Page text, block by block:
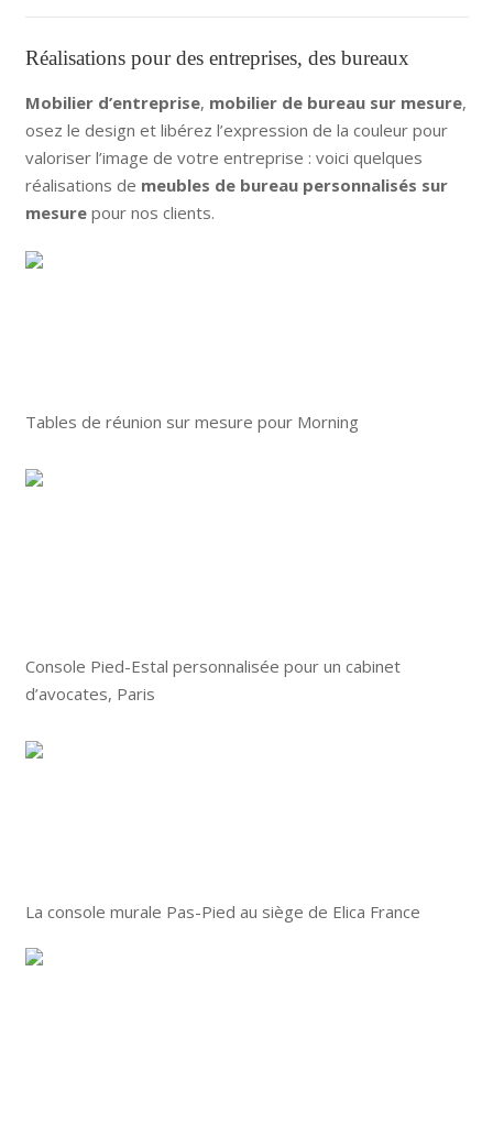
Réalisations pour des entreprises, des bureaux
Mobilier d’entreprise, mobilier de bureau sur mesure,
osez le design et libérez l’expression de la couleur pour
valoriser l’image de votre entreprise : voici quelques
réalisations de meubles de bureau personnalisés sur
mesurepour nos clients.
Tables de réunion sur mesure pour Morning
Console Pied-Estal personnalisée pour un cabinet
d’avocates, Paris
La console murale Pas-Pied au siège de Elica France